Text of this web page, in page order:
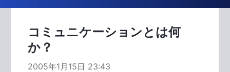
コミュニケーションとは何
か？
2005年1月15日 23:43